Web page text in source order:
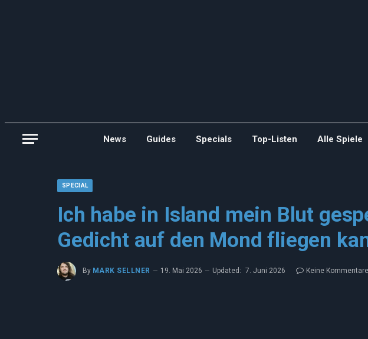
News Guides Specials Top-Listen Alle Spiele
SPECIAL
Ich habe in Island mein Blut
Gedicht auf den Mond fliegen
By MARK SELLNER 19. Mai 2026 Updated: 7. Juni 2026 Keine Kommentare